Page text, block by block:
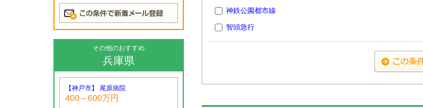
その他のおすすめ
兵庫県
【神戸市】 尾原病院
400～600万円
神鉄公園都市線
智頭急行